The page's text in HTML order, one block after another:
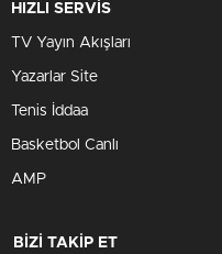
HIZLI SERVİS
TV Yayın Akışları
Yazarlar Site
Tenis İddaa
Basketbol Canlı
AMP
BİZİ TAKİP ET